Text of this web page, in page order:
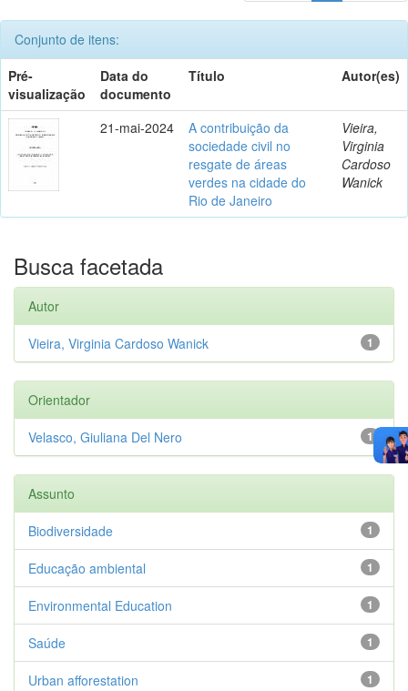
Conjunto de itens:
Pré-
visualização
Data do
documento
Título Autor(es)
21-mai-2024
A contribuição da
sociedade civil no
resgate de áreas
verdes na cidade do
Rio de Janeiro
Vieira,
Virginia
Cardoso
Wanick
Busca facetada
Autor
1
Vieira, Virginia Cardoso Wanick
Orientador
1
Velasco, Giuliana Del Nero
Assunto
1
Biodiversidade
1
Educação ambiental
1
Environmental Education
1
Saúde
1
Urban afforestation